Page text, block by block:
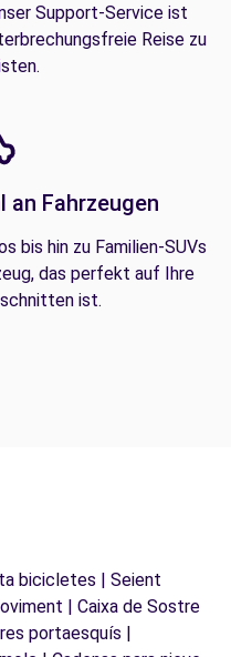
Support-Service ist
Reise zu
an Fahrzeugen
bis hin zu Familien-SUVs
das perfekt auf Ihre
ist.
bicicletes | Seient
| Caixa de Sostre
portaesquís |